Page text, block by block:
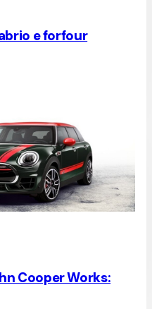
e forfour
Cooper Works: